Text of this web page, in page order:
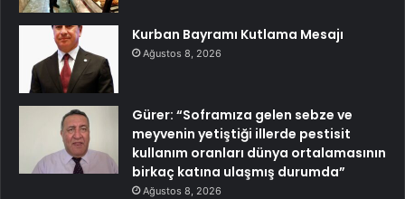
Kurban Bayramı Kutlama Mesajı
Ağustos 8, 2026
Gürer: “Soframıza gelen sebze ve
meyvenin yetiştiği illerde pestisit
kullanım oranları dünya ortalamasının
birkaç katına ulaşmış durumda”
Ağustos 8, 2026